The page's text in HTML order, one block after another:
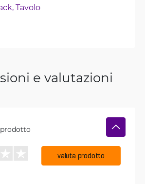
Tavolo
e valutazioni
valuta prodotto